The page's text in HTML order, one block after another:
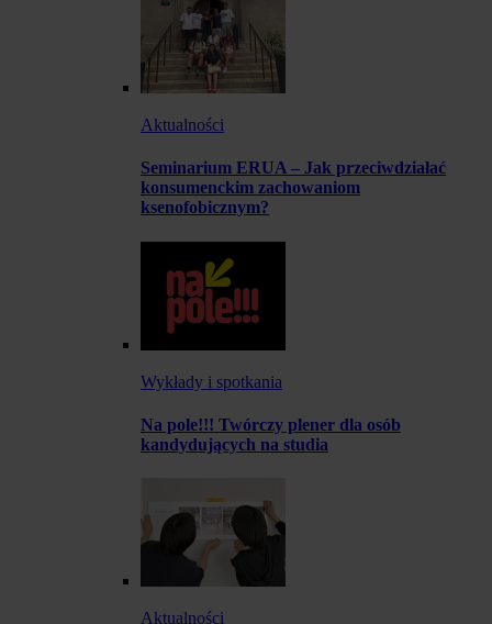
Aktualności
Seminarium ERUA – Jak przeciwdziałać
konsumenckim zachowaniom
ksenofobicznym?
Wykłady i spotkania
Na pole!!! Twórczy plener dla osób
kandydujących na studia
Aktualności